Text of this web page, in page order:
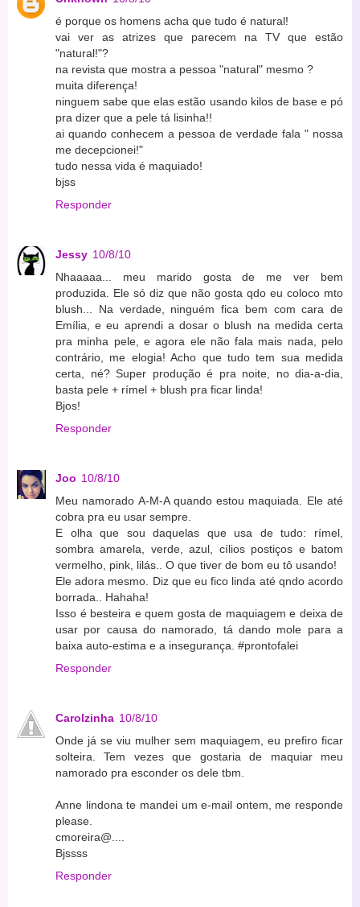
é porque os homens acha que tudo é natural!
vai ver as atrizes que parecem na TV que estão
"natural!"?
na revista que mostra a pessoa "natural" mesmo ?
muita diferença!
ninguem sabe que elas estão usando kilos de base e pó
pra dizer que a pele tá lisinha!!
ai quando conhecem a pessoa de verdade fala " nossa
me decepcionei!"
tudo nessa vida é maquiado!
bjss
Responder
Jessy 10/8/10
Nhaaaaa... meu marido gosta de me ver bem
produzida. Ele só diz que não gosta qdo eu coloco mto
blush... Na verdade, ninguém fica bem com cara de
Emília, e eu aprendi a dosar o blush na medida certa
pra minha pele, e agora ele não fala mais nada, pelo
contrário, me elogia! Acho que tudo tem sua medida
certa, né? Super produção é pra noite, no dia-a-dia,
basta pele + rímel + blush pra ficar linda!
Bjos!
Responder
Joo 10/8/10
Meu namorado A-M-A quando estou maquiada. Ele até
cobra pra eu usar sempre.
E olha que sou daquelas que usa de tudo: rímel,
sombra amarela, verde, azul, cílios postiços e batom
vermelho, pink, lilás.. O que tiver de bom eu tô usando!
Ele adora mesmo. Diz que eu fico linda até qndo acordo
borrada.. Hahaha!
Isso é besteira e quem gosta de maquiagem e deixa de
usar por causa do namorado, tá dando mole para a
baixa auto-estima e a insegurança. #prontofalei
Responder
Carolzinha 10/8/10
Onde já se viu mulher sem maquiagem, eu prefiro ficar
solteira. Tem vezes que gostaria de maquiar meu
namorado pra esconder os dele tbm.
Anne lindona te mandei um e-mail ontem, me responde
please.
cmoreira@....
Bjssss
Responder